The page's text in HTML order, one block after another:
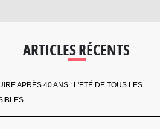
ARTICLES RÉCENTS
APRÈS 40 ANS : L'ETÉ DE TOUS LES